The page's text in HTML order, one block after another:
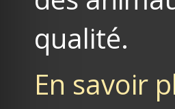
qualité.
En savoir